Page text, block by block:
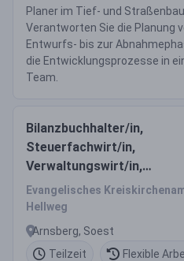
Planer im Tief- und
Verantworten Sie die Planung
Entwurfs- bis zur
die Entwicklungsprozesse in
Team.
Bilanzbuchhalter/in,
Steuerfachwirt/in,
Verwaltungswirt/in,
Verwaltungsbetriebswirt/
mit vergleichbarer
(m/w/d) Teilzeit
Evangelisches
Hellweg
Arnsberg, Soest
Teilzeit
Flexible